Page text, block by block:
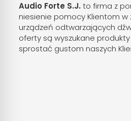
Audio Forte S.J. to firma z
niesienie pomocy Klientom
urządzeń odtwarzających
oferty są wyszukane
sprostać gustom naszych